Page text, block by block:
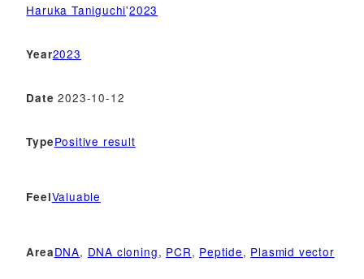
Haruka Taniguchi'2023
Year2023
Date 2023-10-12
TypePositive result
FeelValuable
AreaDNA, DNA cloning, PCR, Peptide, Plasmid vector